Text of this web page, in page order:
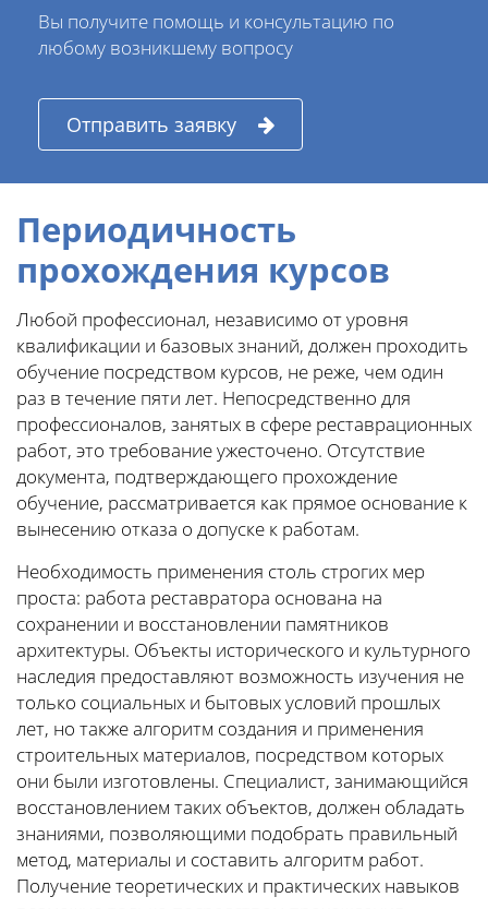
Вы получите помощь и консультацию по
любому возникшему вопросу
Отправить заявку
Периодичность
прохождения курсов
Любой профессионал, независимо от уровня
квалификации и базовых знаний, должен проходить
обучение посредством курсов, не реже, чем один
раз в течение пяти лет. Непосредственно для
профессионалов, занятых в сфере реставрационных
работ, это требование ужесточено. Отсутствие
документа, подтверждающего прохождение
обучение, рассматривается как прямое основание к
вынесению отказа о допуске к работам.
Необходимость применения столь строгих мер
проста: работа реставратора основана на
сохранении и восстановлении памятников
архитектуры. Объекты исторического и культурного
наследия предоставляют возможность изучения не
только социальных и бытовых условий прошлых
лет, но также алгоритм создания и применения
строительных материалов, посредством которых
они были изготовлены. Специалист, занимающийся
восстановлением таких объектов, должен обладать
знаниями, позволяющими подобрать правильный
метод, материалы и составить алгоритм работ.
Получение теоретических и практических навыков